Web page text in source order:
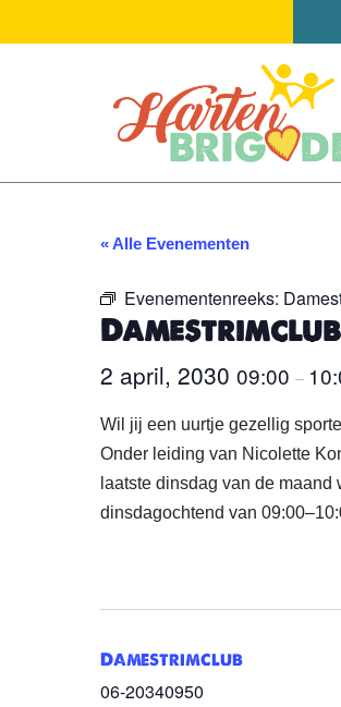
« Alle Evenementen
Evenementenreeks:
Damestrimclub
2 april, 2030 09:00 –
Wil jij een uurtje gezellig
Onder leiding van Nicolette
laatste dinsdag van de
dinsdagochtend van
Damestrimclub
06-20340950